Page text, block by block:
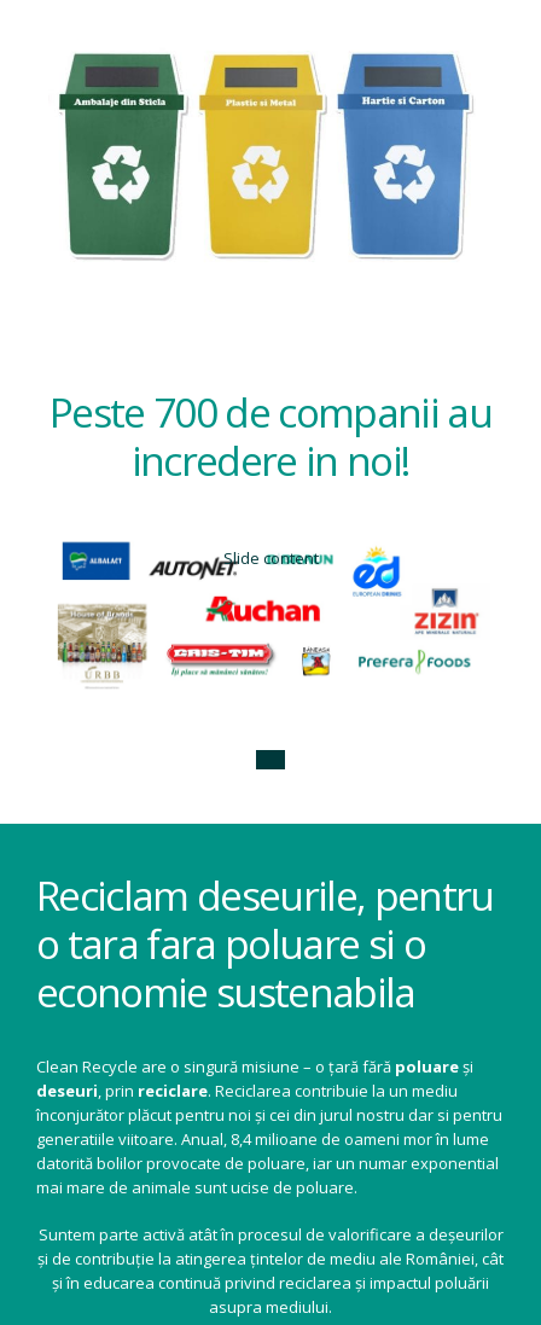
Peste 700 de companii au
incredere in noi!
Slide content
Reciclam deseurile, pentru
o tara fara poluare si o
economie sustenabila
Clean Recycle are o singură misiune – o țară fără poluareși
deseuri, prin reciclare. Reciclarea contribuie la un mediu
înconjurător plăcut pentru noi și cei din jurul nostru dar si pentru
generatiile viitoare. Anual, 8,4 milioane de oameni mor în lume
datorită bolilor provocate de poluare, iar un numar exponential
mai mare de animale sunt ucise de poluare.
Suntem parte activă atât în procesul de valorificare a deșeurilor
și de contribuție la atingerea țintelor de mediu ale României, cât
și în educarea continuă privind reciclarea și impactul poluării
asupra mediului.